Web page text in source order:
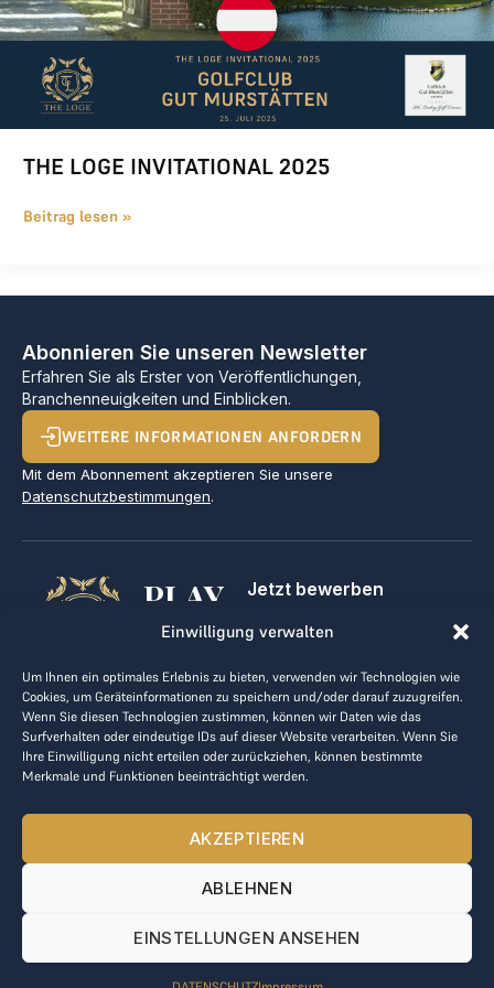
Einwilligung verwalten
Um Ihnen ein optimales Erlebnis zu bieten, verwenden wir Technologien wie
Cookies, um Geräteinformationen zu speichern und/oder darauf zuzugreifen.
Wenn Sie diesen Technologien zustimmen, können wir Daten wie das
Surfverhalten oder eindeutige IDs auf dieser Website verarbeiten. Wenn Sie
Ihre Einwilligung nicht erteilen oder zurückziehen, können bestimmte
Merkmale und Funktionen beeinträchtigt werden.
AKZEPTIEREN
ABLEHNEN
EINSTELLUNGEN ANSEHEN
THE LOGE INVITATIONAL 2025
Beitrag lesen »
Abonnieren Sie unseren Newsletter
Erfahren Sie als Erster von Veröffentlichungen,
Branchenneuigkeiten und Einblicken.
WEITERE INFORMATIONEN ANFORDERN
Mit dem Abonnement akzeptieren Sie unsere
Datenschutzbestimmungen.
PLAY
GOLF,
MAKE
BUSINESS
Jetzt bewerben
Kontakt
AGB
Datenrichtlinie
kontakt@the-loge.com
Unser freundliches Team hilft Ihnen gerne weiter.
Mo-Fr von 8:00 bis 17:00 Uhr.
© 2025 The LOGE. Alle Rechte vorbehalten.